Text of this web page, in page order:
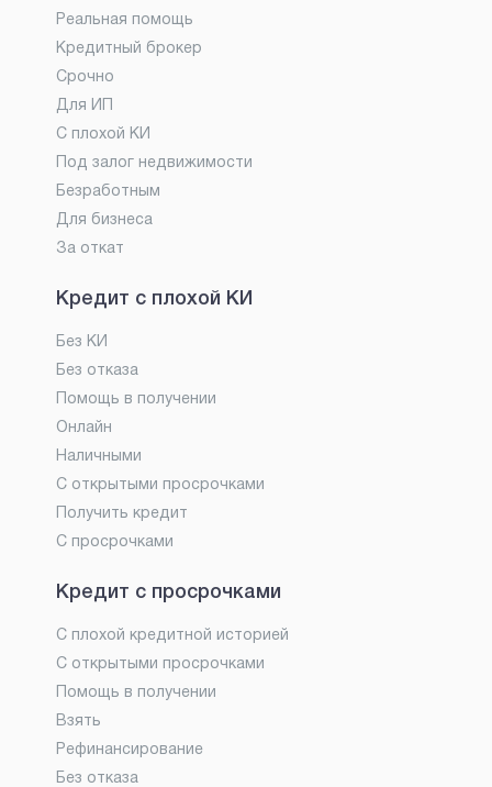
Реальная помощь
Кредитный брокер
Срочно
Для ИП
С плохой КИ
Под залог недвижимости
Безработным
Для бизнеса
За откат
Кредит с плохой КИ
Без КИ
Без отказа
Помощь в получении
Онлайн
Наличными
С открытыми просрочками
Получить кредит
С просрочками
Кредит с просрочками
С плохой кредитной историей
С открытыми просрочками
Помощь в получении
Взять
Рефинансирование
Без отказа